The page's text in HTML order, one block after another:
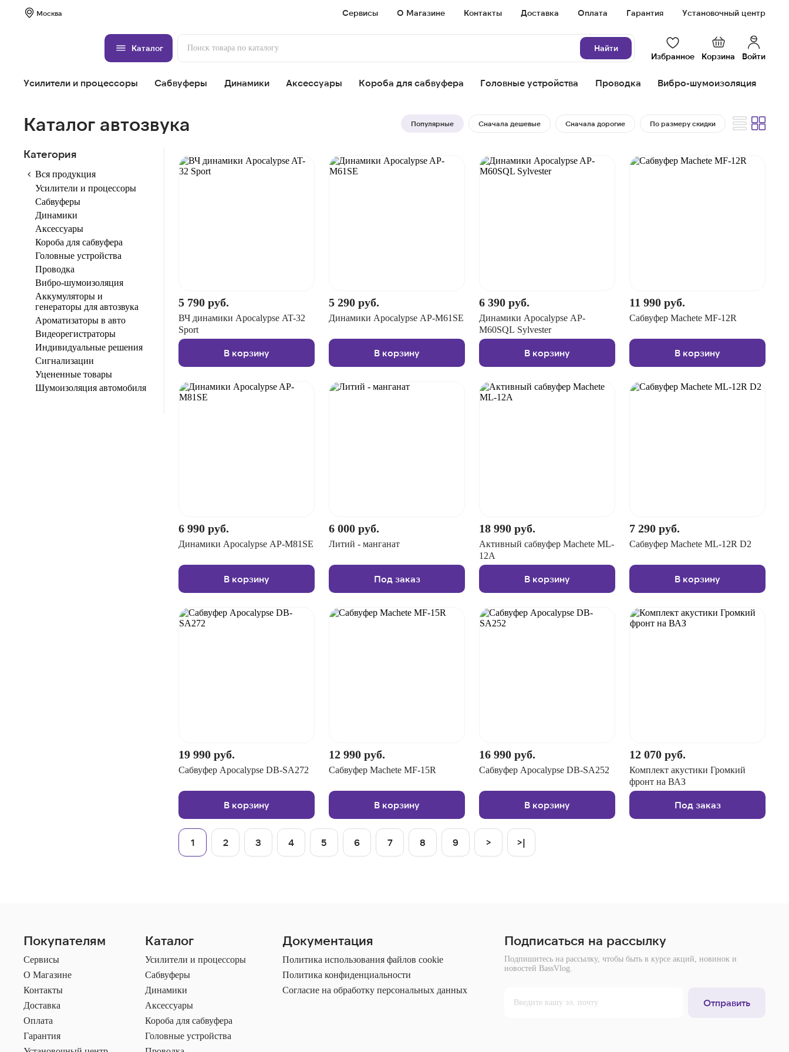
Москва Сервисы О Магазине Контакты Доставка Оплата Гарантия Установочный центр
Каталог
Найти
Избранное
Корзина Войти
Усилители и процессоры Сабвуферы Динамики Аксессуары Короба для сабвуфера Головные устройства Проводка Вибро-шумоизоляция
Каталог автозвука Популярные Сначала дешевые Сначала дорогие По размеру скидки
Категория
Вся продукция
Усилители и процессоры
Сабвуферы
Динамики
Аксессуары
Короба для сабвуфера
Головные устройства
Проводка
Вибро-шумоизоляция
Аккумуляторы и
генераторы для автозвука
Ароматизаторы в авто
Видеорегистраторы
Индивидуальные решения
Сигнализации
Уцененные товары
Шумоизоляция автомобиля
5 790 руб.
ВЧ динамики Apocalypse AT-32
Sport
В корзину
5 290 руб.
Динамики Apocalypse AP-M61SE
В корзину
6 390 руб.
Динамики Apocalypse AP-
M60SQL Sylvester
В корзину
11 990 руб.
Сабвуфер Machete MF-12R
В корзину
6 990 руб.
Динамики Apocalypse AP-M81SE
В корзину
6 000 руб.
Литий - манганат
Под заказ
18 990 руб.
Активный сабвуфер Machete ML-
12A
В корзину
7 290 руб.
Сабвуфер Machete ML-12R D2
В корзину
19 990 руб.
Сабвуфер Apocalypse DB-SA272
В корзину
12 990 руб.
Сабвуфер Machete MF-15R
В корзину
16 990 руб.
Сабвуфер Apocalypse DB-SA252
В корзину
12 070 руб.
Комплект акустики Громкий
фронт на ВАЗ
Под заказ
1 2 3 4 5 6 7 8 9 > >|
Покупателям
Сервисы
О Магазине
Контакты
Доставка
Оплата
Гарантия
Каталог
Усилители и процессоры
Сабвуферы
Динамики
Аксессуары
Короба для сабвуфера
Головные устройства
Документация
Политика использования файлов cookie
Политика конфиденциальности
Согласие на обработку персональных данных
Подписаться на рассылку
Подпишитесь на рассылку, чтобы быть в курсе акций, новинок и
новостей BassVlog.
Отправить